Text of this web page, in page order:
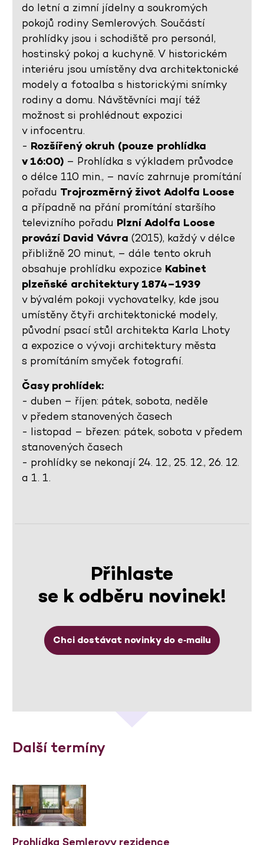
do letní a zimní jídelny a soukromých
pokojů rodiny Semlerových. Součástí
prohlídky jsou i schodiště pro personál,
hostinský pokoj a kuchyně. V historickém
interiéru jsou umístěny dva architektonické
modely a fotoalba s historickými snímky
rodiny a domu. Návštěvníci mají též
možnost si prohlédnout expozici
v infocentru.
- Rozšířený okruh (pouze prohlídka
v 16:00) – Prohlídka s výkladem průvodce
o délce 110 min., – navíc zahrnuje promítání
pořadu Trojrozměrný život Adolfa Loose
a případně na přání promítání staršího
televizního pořadu Plzní Adolfa Loose
provází David Vávra (2015), každý v délce
přibližně 20 minut, – dále tento okruh
obsahuje prohlídku expozice Kabinet
plzeňské architektury 1874–1939
v bývalém pokoji vychovatelky, kde jsou
umístěny čtyři architektonické modely,
původní psací stůl architekta Karla Lhoty
a expozice o vývoji architektury města
s promítáním smyček fotografií.
Časy prohlídek:
- duben – říjen: pátek, sobota, neděle
v předem stanovených časech
- listopad – březen: pátek, sobota v předem
stanovených časech
- prohlídky se nekonají 24. 12., 25. 12., 26. 12.
a 1. 1.
Přihlaste
se k odběru novinek!
Chci dostávat novinky do e‑mailu
Další termíny
Prohlídka Semlerovy rezidence